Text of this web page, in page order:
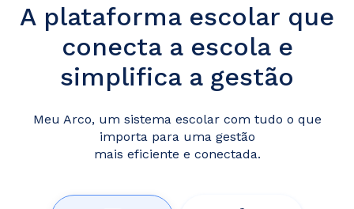
A plataforma escolar que
conecta a escola e
simplifica a gestão
Meu Arco, um sistema escolar com tudo o que
importa para uma gestão
mais eficiente e conectada.